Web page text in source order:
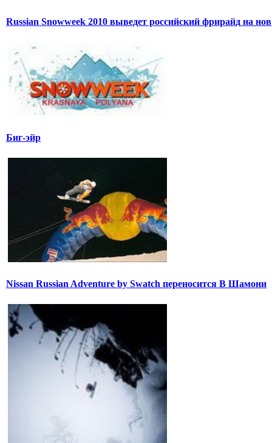
Russian Snowweek 2010 выведет российский фрирайд на нов
Биг-эйр
Nissan Russian Adventure by Swatch переносится В Шамони